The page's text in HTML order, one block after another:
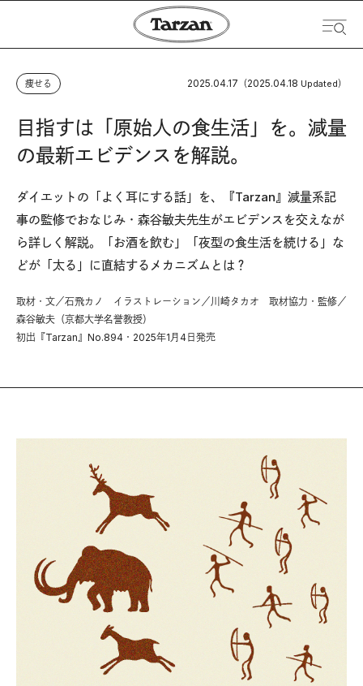
痩せる 2025.04.17 （2025.04.18 Updated）
目指すは「原始人の食生活」を。減量
の最新エビデンスを解説。
ダイエットの「よく耳にする話」を、『Tarzan』減量系記
事の監修でおなじみ・森谷敏夫先生がエビデンスを交えなが
ら詳しく解説。「お酒を飲む」「夜型の食生活を続ける」な
どが「太る」に直結するメカニズムとは？
取材・文／石飛カノ イラストレーション／川崎タカオ 取材協力・監修／
森谷敏夫（京都大学名誉教授）
初出『Tarzan』No.894・2025年1月4日発売